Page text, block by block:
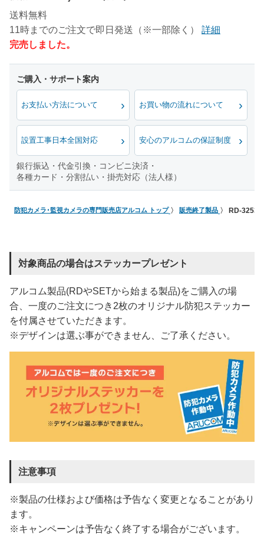
送料無料
11時までのご注文で即日発送（※一部除く）
詳細
完売しました。
お支払い方法について お買い物の流れについて
設置工事日本全国対応 安心のアルコムの保証制度
銀行振込・代金引換・コンビニ決済・
各種カード・分割払い・掛売対応（法人様）
防犯カメラ･監視カメラの専門販売店アルコム トップ 販売終了製品 RD-3253
対象商品の場合はステッカープレゼント
アルコム製品(RDやSETから始まる製品)をご購入の場
合、一度のご注文につき2枚のオリジナル防犯ステッカー
を付属させていただきます。
※デザインは選ぶ事ができません、ご了承ください。
注意事項
※製品の仕様および価格は予告なく変更となることがあり
ます。
※キャンペーンは予告なく終了する場合がございます。